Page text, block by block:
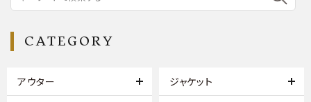
CATEGORY
アウター ジャケット